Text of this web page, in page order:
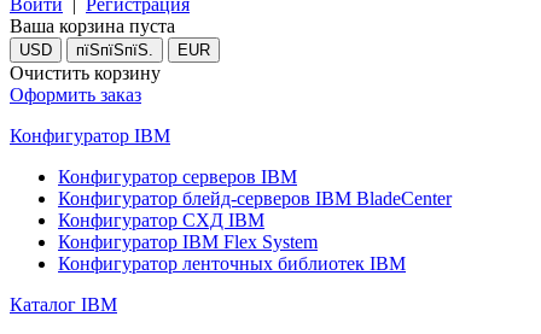
Войти | Регистрация
Ваша корзина пуста
USD пїЅпїЅпїЅ. EUR
Очистить корзину
Оформить заказ
Конфигуратор IBM
Конфигуратор серверов IBM
Конфигуратор блейд-серверов IBM BladeCenter
Конфигуратор СХД IBM
Конфигуратор IBM Flex System
Конфигуратор ленточных библиотек IBM
Каталог IBM